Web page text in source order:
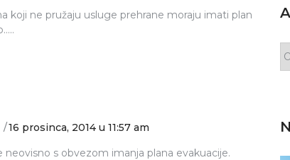
koji ne pružaju usluge prehrane moraju imati plan
16 prosinca, 2014 u 11:57 am
neovisno s obvezom imanja plana evakuacije.